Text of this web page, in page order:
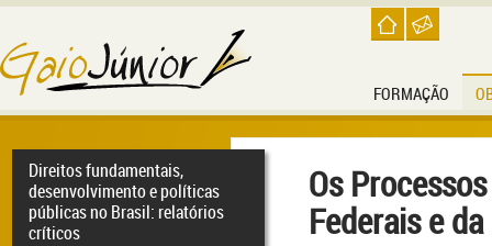
FORMAÇÃO
Direitos fundamentais,
desenvolvimento e políticas
públicas no Brasil: relatórios
críticos
Os
Federais e